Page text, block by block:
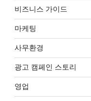
비즈니스 가이드
마케팅
사무환경
광고 캠페인 스토리
영업